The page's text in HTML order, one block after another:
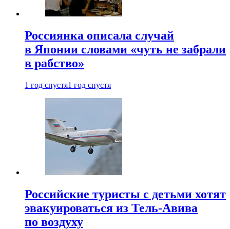
Россиянка описала случай
в Японии словами «чуть не забрали
в рабство»
1 год спустя1 год спустя
Российские туристы с детьми хотят
эвакуироваться из Тель-Авива
по воздуху